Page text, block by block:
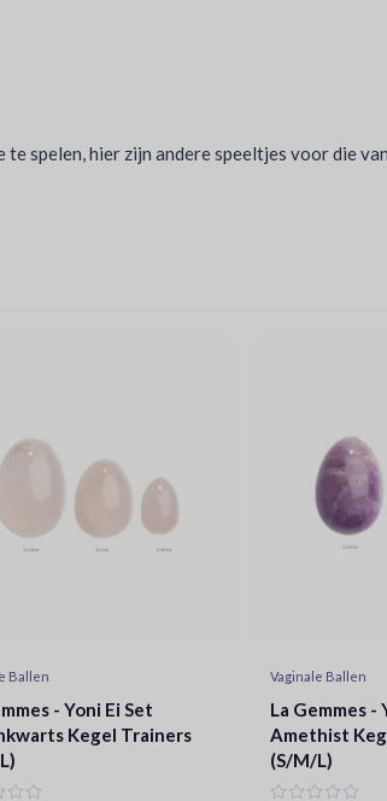
te spelen, hier zijn andere speeltjes voor die
Ballen
- Yoni Ei Set
Kegel Trainers
Vaginale Ballen
La Gemmes -
Amethist
(S/M/L)